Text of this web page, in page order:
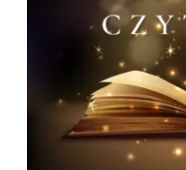
Grupy parafialne
Wspólnoty